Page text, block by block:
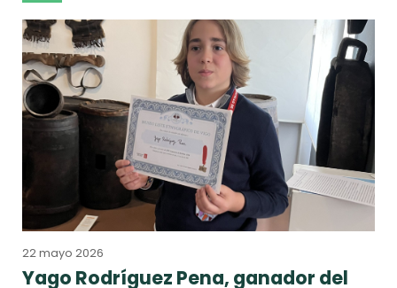
22 mayo 2026
Yago Rodríguez Pena, ganador del